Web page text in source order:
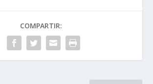
COMPARTIR: